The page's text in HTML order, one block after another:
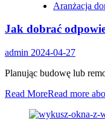
Aranżacja
Jak dobrać
admin 2024-04-27
Planując budowę lub
Read MoreRead more